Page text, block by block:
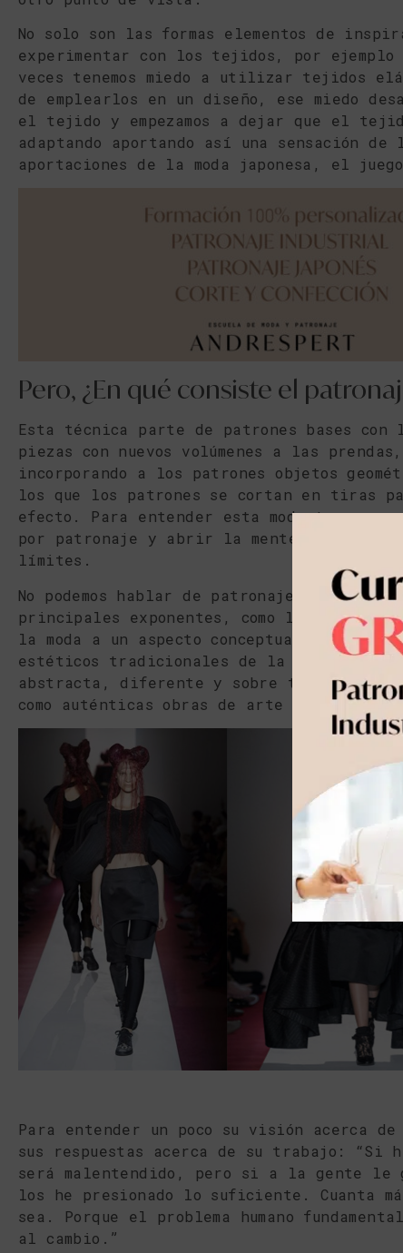
No solo son las formas elementos de
experimentar con los tejidos, por
veces tenemos miedo a utilizar tejidos
de emplearlos en un diseño, ese miedo
el tejido y empezamos a dejar que el
adaptando aportando así una sensación
aportaciones de la moda japonesa, el
Pero, ¿En qué consiste el
Esta técnica parte de patrones bases con
piezas con nuevos volúmenes a las
incorporando a los patrones objetos
los que los patrones se cortan en tiras
efecto. Para entender esta moda tenemos
por patronaje y abrir la mente hacia un
límites.
No podemos hablar de patronaje japonés
principales exponentes, como la
la moda a un aspecto conceptual. Sus
estéticos tradicionales de la moda y
abstracta, diferente y sobre todo
como auténticas obras de arte
Para entender un poco su visión acerca de
sus respuestas acerca de su trabajo: “Si
será malentendido, pero si a la gente le
los he presionado lo suficiente. Cuanta
sea. Porque el problema humano
al cambio.”